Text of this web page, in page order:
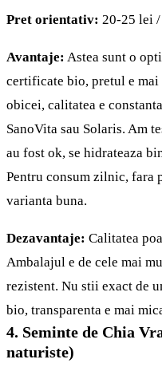
Pret orientativ: 20-25 lei
Avantaje: Astea sunt o
certificate bio, pretul e mai
obicei, calitatea e
SanoVita sau Solaris. Am
au fost ok, se hidrateaza
Pentru consum zilnic, fara
varianta buna.
Dezavantaje: Calitatea
Ambalajul e de cele mai
rezistent. Nu stii exact de
bio, transparenta e mai
4. Seminte de Chia
naturiste)